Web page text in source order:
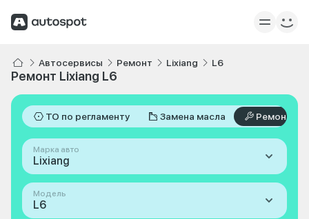
Автосервисы Ремонт Lixiang L6
Ремонт Lixiang L6
ТО по регламенту Замена масла Ремонт
Марка авто
Lixiang
Модель
L6